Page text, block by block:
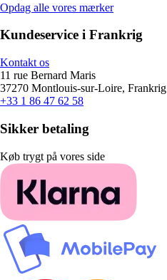
Opdag alle vores mærker
Kundeservice i Frankrig
Kontakt os
11 rue Bernard Maris
37270 Montlouis-sur-Loire, Frankrig
+33 1 86 47 62 58
Sikker betaling
Køb trygt på vores side